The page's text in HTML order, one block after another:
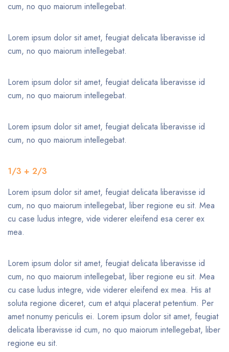
cum, no quo maiorum intellegebat.
Lorem ipsum dolor sit amet, feugiat delicata liberavisse id
cum, no quo maiorum intellegebat.
Lorem ipsum dolor sit amet, feugiat delicata liberavisse id
cum, no quo maiorum intellegebat.
Lorem ipsum dolor sit amet, feugiat delicata liberavisse id
cum, no quo maiorum intellegebat.
1/3 + 2/3
Lorem ipsum dolor sit amet, feugiat delicata liberavisse id
cum, no quo maiorum intellegebat, liber regione eu sit. Mea
cu case ludus integre, vide viderer eleifend esa cerer ex
mea.
Lorem ipsum dolor sit amet, feugiat delicata liberavisse id
cum, no quo maiorum intellegebat, liber regione eu sit. Mea
cu case ludus integre, vide viderer eleifend ex mea. His at
soluta regione diceret, cum et atqui placerat petentium. Per
amet nonumy periculis ei. Lorem ipsum dolor sit amet, feugiat
delicata liberavisse id cum, no quo maiorum intellegebat, liber
regione eu sit.